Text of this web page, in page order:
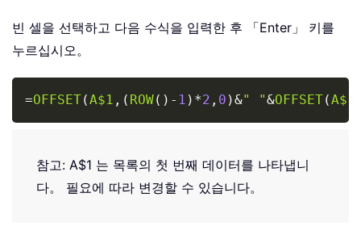
빈 셀을 선택하고 다음 수식을 입력한 후 「Enter」 키를
누르십시오。
=OFFSET(A$1 , ( ROW( ) - 1 ) *2 , 0 )&" "&OFFSET(A$1
Copy
참고: A$1 는 목록의 첫 번째 데이터를 나타냅니
다。 필요에 따라 변경할 수 있습니다。